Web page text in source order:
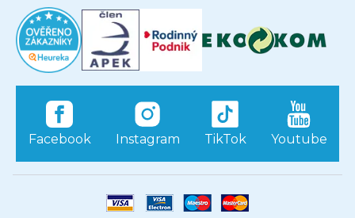
Facebook Instagram TikTok Youtube